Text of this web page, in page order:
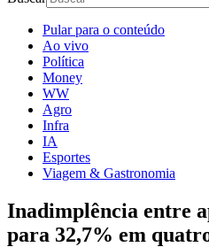
Pular para o conteúdo
Ao vivo
Política
Money
WW
Agro
Infra
IA
Esportes
Viagem & Gastronomia
Inadimplência entre
para 32,7% em